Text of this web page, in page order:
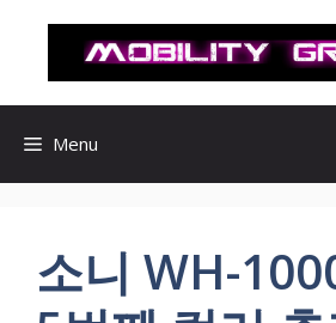
로
Menu
소니 WH-